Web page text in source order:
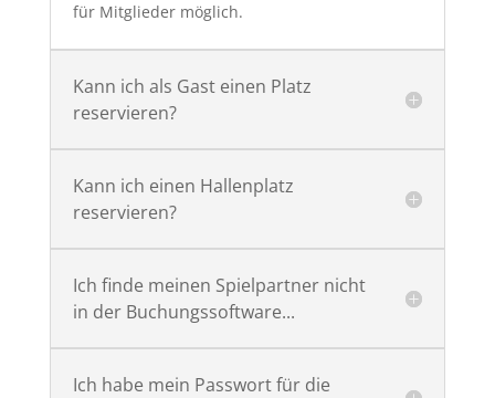
für Mitglieder möglich.
Kann ich als Gast einen Platz
reservieren?
Kann ich einen Hallenplatz
reservieren?
Ich finde meinen Spielpartner nicht
in der Buchungssoftware...
Ich habe mein Passwort für die